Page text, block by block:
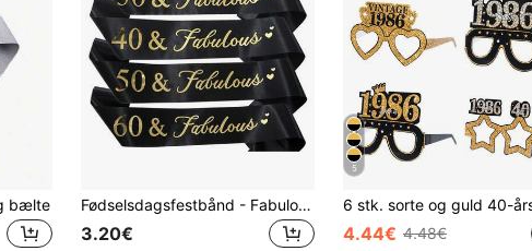
bælte Fødselsdagsfestbånd - Fabulous Sash 18. 21. 30. 40. 50. 60. 70. fødselsdagsfestpynt og -tilbehør (sort)
3.20€
5
4.44€ 4.48€